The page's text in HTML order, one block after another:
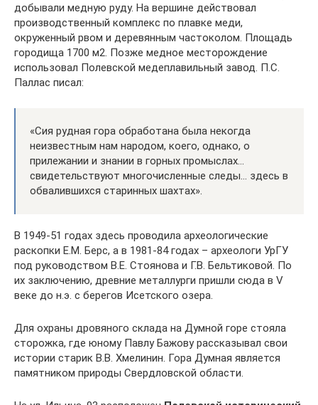
добывали медную руду. На вершине действовал
производственный комплекс по плавке меди,
окруженный рвом и деревянным частоколом. Площадь
городища 1700 м2. Позже медное месторождение
использовал Полевской медеплавильный завод. П.С.
Паллас писал:
«Сия рудная гора обработана была некогда
неизвестным нам народом, коего, однако, о
прилежании и знании в горных промыслах…
свидетельствуют многочисленные следы… здесь в
обвалившихся старинных шахтах».
В 1949-51 годах здесь проводила археологические
раскопки Е.М. Берс, а в 1981-84 годах – археологи УрГУ
под руководством В.Е. Стоянова и Г.В. Бельтиковой. По
их заключению, древние металлурги пришли сюда в V
веке до н.э. с берегов Исетского озера.
Для охраны дровяного склада на Думной горе стояла
сторожка, где юному Павлу Бажову рассказывал свои
истории старик В.В. Хмелинин. Гора Думная является
памятником природы Свердловской области.